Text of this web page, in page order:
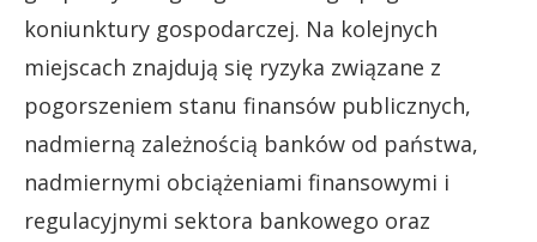
koniunktury gospodarczej. Na kolejnych
miejscach znajdują się ryzyka związane z
pogorszeniem stanu finansów publicznych,
nadmierną zależnością banków od państwa,
nadmiernymi obciążeniami finansowymi i
regulacyjnymi sektora bankowego oraz